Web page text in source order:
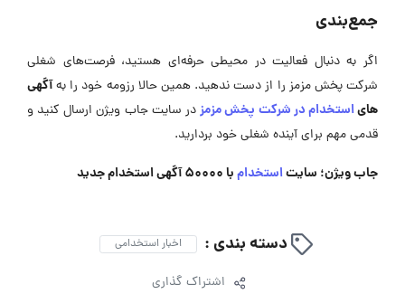
جمع‌بندی
اگر به دنبال فعالیت در محیطی حرفه‌ای هستید، فرصت‌های شغلی
شرکت پخش مزمز را از دست ندهید. همین حالا رزومه خود را بهآگهی
‌هایاستخدام در شرکت پخش مزمزدر سایت جاب ویژن ارسال کنید و
قدمی مهم برای آینده شغلی خود بردارید.
جاب ویژن؛ سایتاستخدامبا 50000 آگهی استخدام جدید
دسته بندی : اخبار استخدامی
اشتراک گذاری